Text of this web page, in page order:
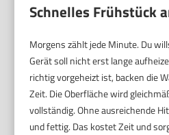
Schnelles Frühstück
Morgens zählt jede Minute. Du
Gerät soll nicht erst lange
richtig vorgeheizt ist, backen die
Zeit. Die Oberfläche wird
vollständig. Ohne ausreichende
und fettig. Das kostet Zeit und